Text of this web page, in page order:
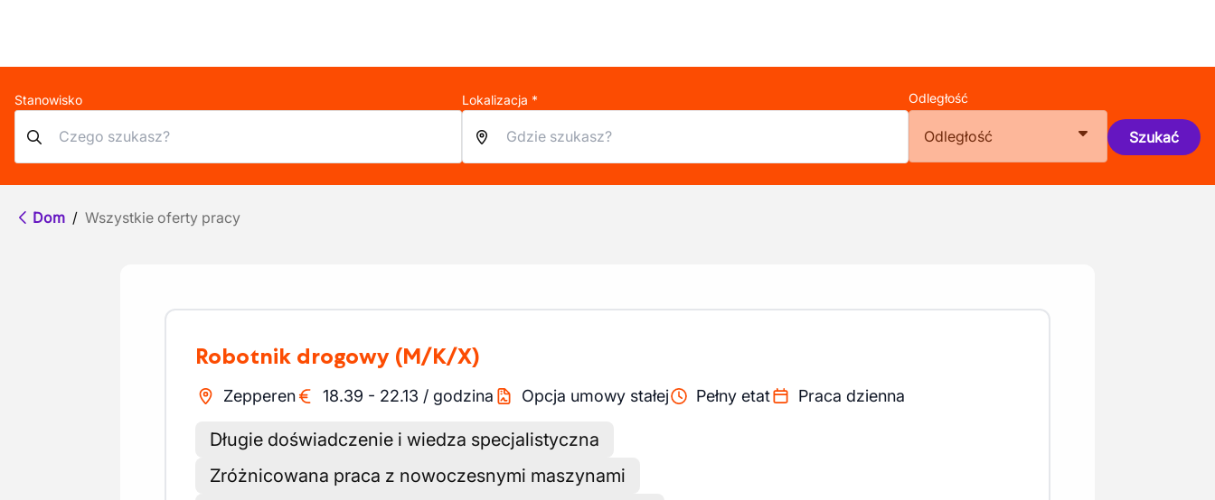
Stanowisko Lokalizacja * Odległość
Odległość Szukać
Dom / Wszystkie oferty pracy
Robotnik drogowy (M/K/X)
Zepperen 18.39 - 22.13 / godzina Opcja umowy stałej Pełny etat Praca dzienna
Długie doświadczenie i wiedza specjalistyczna
Zróżnicowana praca z nowoczesnymi maszynami